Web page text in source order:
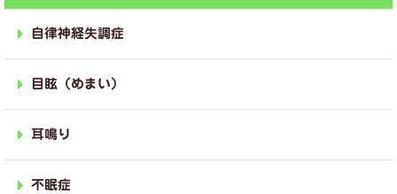
自律神経失調症
目眩（めまい）
耳鳴り
不眠症